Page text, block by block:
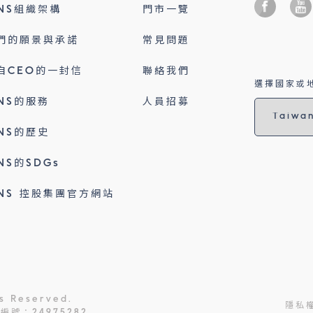
組織架構
的願景與承諾
CEO的一封信
的服務
的歷史
的SDGs
控股集團官方網站
門市一覽
常見問題
聯絡我們
人員招募
選擇國家或
Reserved.
隱私